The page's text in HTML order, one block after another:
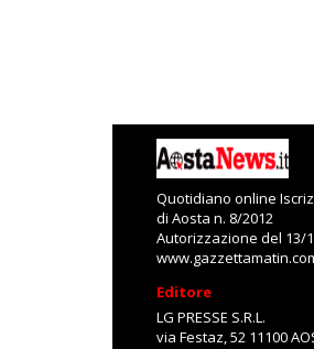
Quotidiano online
di Aosta n. 8/2012
Autorizzazione del 13/
Editore
LG PRESSE S.R.L.
via Festaz, 52 11100